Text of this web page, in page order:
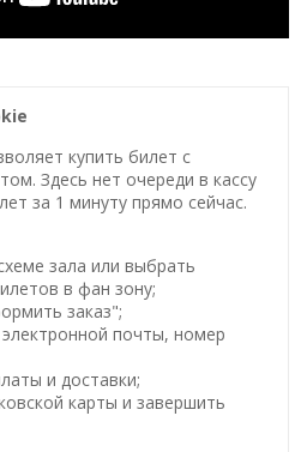
купить билет с
Здесь нет очереди в кассу
за 1 минуту прямо сейчас.
зала или выбрать
в фан зону;
заказ";
почты, номер
и доставки;
карты и завершить